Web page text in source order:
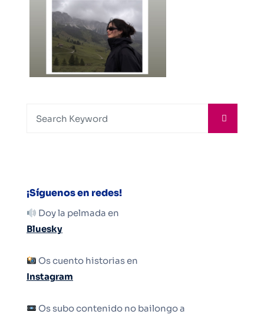
¡Síguenos en redes!
Doy la pelmada en
Bluesky
Os cuento historias en
Instagram
Os subo contenido no bailongo a